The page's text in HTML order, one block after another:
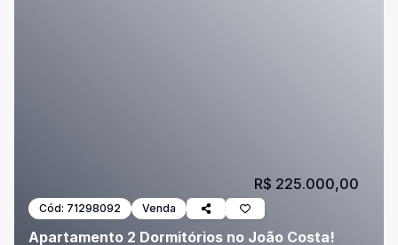
Cód: 71298092 Venda
Apartamento 2 Dormitórios no João Costa!
R$ 225.000,00